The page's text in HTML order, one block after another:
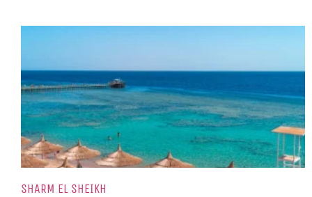
SHARM EL SHEIKH